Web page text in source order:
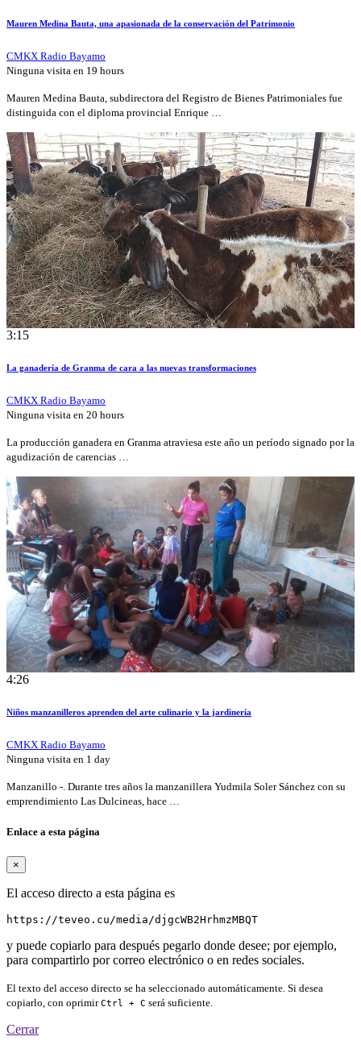
Mauren Medina Bauta, una apasionada de la conservación del Patrimonio
CMKX Radio Bayamo
Ninguna visita en 19 hours
Mauren Medina Bauta, subdirectora del Registro de Bienes Patrimoniales fue
distinguida con el diploma provincial Enrique …
3:15
La ganadería de Granma de cara a las nuevas transformaciones
CMKX Radio Bayamo
Ninguna visita en 20 hours
La producción ganadera en Granma atraviesa este año un período signado por la
agudización de carencias …
4:26
Niños manzanilleros aprenden del arte culinario y la jardinería
CMKX Radio Bayamo
Ninguna visita en 1 day
Manzanillo -. Durante tres años la manzanillera Yudmila Soler Sánchez con su
emprendimiento Las Dulcineas, hace …
Enlace a esta página
×
El acceso directo a esta página es
https://teveo.cu/media/djgcWB2HrhmzMBQT
y puede copiarlo para después pegarlo donde desee; por ejemplo,
para compartirlo por correo electrónico o en redes sociales.
El texto del acceso directo se ha seleccionado automáticamente. Si desea
copiarlo, con oprimirCtrl + C será suficiente.
Cerrar